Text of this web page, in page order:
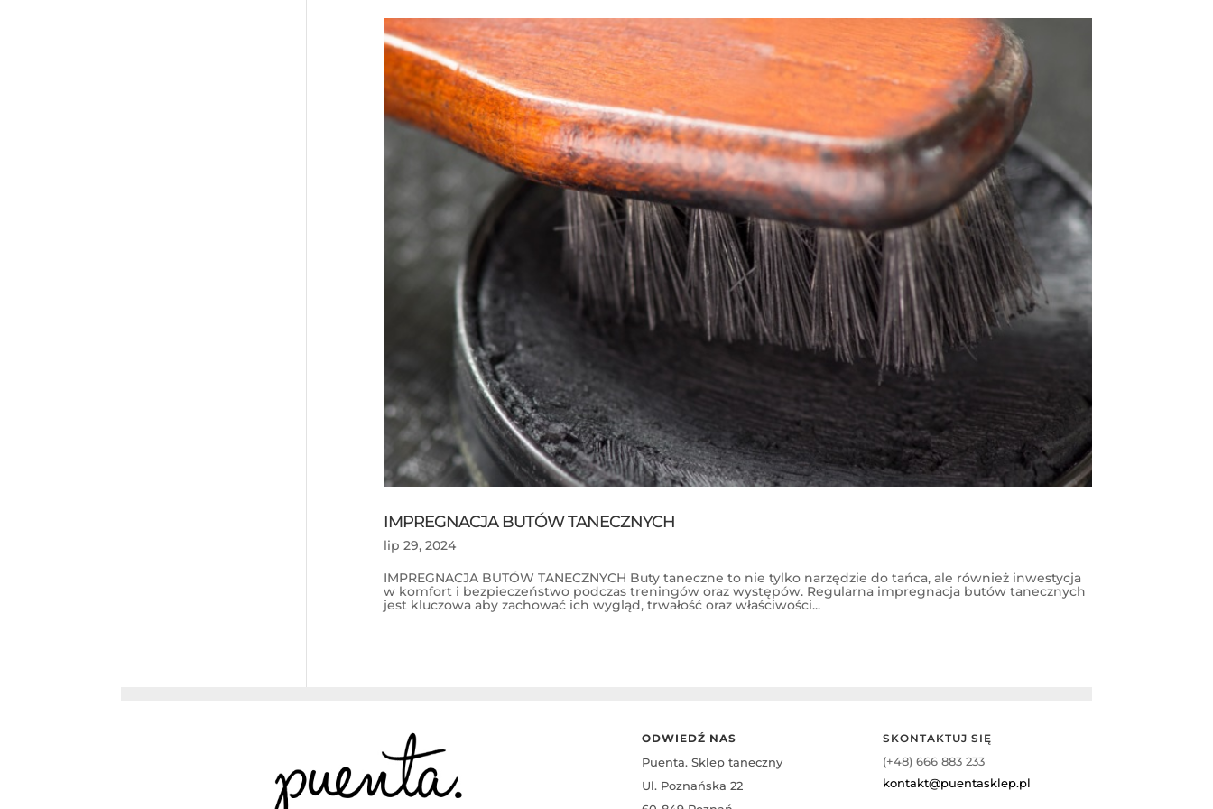
IMPREGNACJA BUTÓW TANECZNYCH
lip 29, 2024
IMPREGNACJA BUTÓW TANECZNYCH Buty taneczne to nie tylko narzędzie do tańca, ale również inwestycja
w komfort i bezpieczeństwo podczas treningów oraz występów. Regularna impregnacja butów tanecznych
jest kluczowa aby zachować ich wygląd, trwałość oraz właściwości...
ODWIEDŹ NAS
Puenta. Sklep taneczny
Ul. Poznańska 22
SKONTAKTUJ SIĘ
(+48) 666 883 233
kontakt@puentasklep.pl